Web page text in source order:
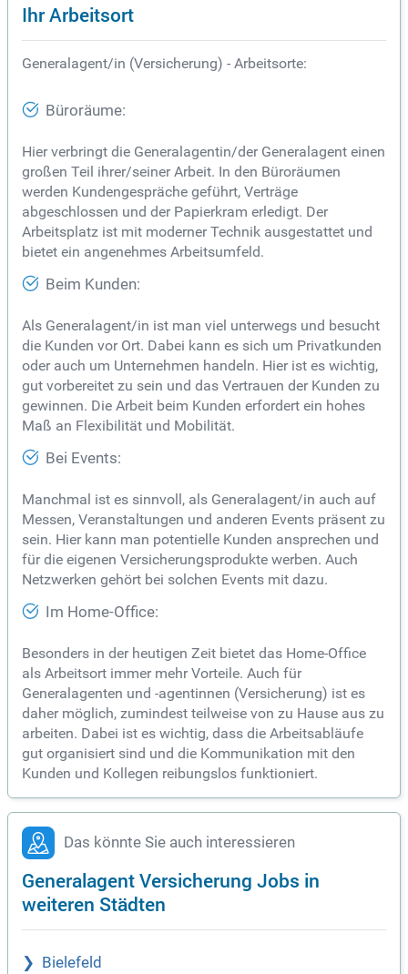
Ihr Arbeitsort
Generalagent/in (Versicherung) - Arbeitsorte:
Büroräume:
Hier verbringt die Generalagentin/der Generalagent einen
großen Teil ihrer/seiner Arbeit. In den Büroräumen
werden Kundengespräche geführt, Verträge
abgeschlossen und der Papierkram erledigt. Der
Arbeitsplatz ist mit moderner Technik ausgestattet und
bietet ein angenehmes Arbeitsumfeld.
Beim Kunden:
Als Generalagent/in ist man viel unterwegs und besucht
die Kunden vor Ort. Dabei kann es sich um Privatkunden
oder auch um Unternehmen handeln. Hier ist es wichtig,
gut vorbereitet zu sein und das Vertrauen der Kunden zu
gewinnen. Die Arbeit beim Kunden erfordert ein hohes
Maß an Flexibilität und Mobilität.
Bei Events:
Manchmal ist es sinnvoll, als Generalagent/in auch auf
Messen, Veranstaltungen und anderen Events präsent zu
sein. Hier kann man potentielle Kunden ansprechen und
für die eigenen Versicherungsprodukte werben. Auch
Netzwerken gehört bei solchen Events mit dazu.
Im Home-Office:
Besonders in der heutigen Zeit bietet das Home-Office
als Arbeitsort immer mehr Vorteile. Auch für
Generalagenten und -agentinnen (Versicherung) ist es
daher möglich, zumindest teilweise von zu Hause aus zu
arbeiten. Dabei ist es wichtig, dass die Arbeitsabläufe
gut organisiert sind und die Kommunikation mit den
Kunden und Kollegen reibungslos funktioniert.
Das könnte Sie auch interessieren
Generalagent Versicherung Jobs in
weiteren Städten
Bielefeld